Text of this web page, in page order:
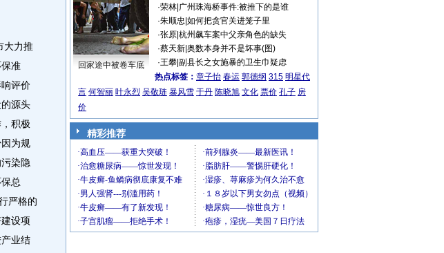
力推
准
评价
源头
积极
为规
染隐
总
严格的
设项
业结
回家途中被卷车底
·荣林| 广州珠海桥事件:被推下的是谁
·朱顺忠 如何把贪官关进笼子里
·张原| 杭州飙车案中父亲角色的缺失
·蔡天新| 奥数本身并不是坏事(图)
·王攀| 副县长之女施暴的卫生巾疑虑
热点标签： 章子怡 春运 郭德纲 315 明星代
言 何智丽 叶永烈 吴敬琏 暴风雪 于丹 陈晓旭 文化 票价 孔子 房
价
精彩推荐